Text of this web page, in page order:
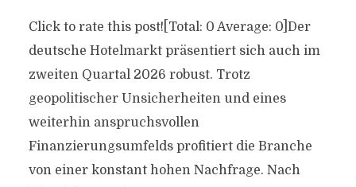
Click to rate this post![Total: 0 Average: 0]Der
deutsche Hotelmarkt präsentiert sich auch im
zweiten Quartal 2026 robust. Trotz
geopolitischer Unsicherheiten und eines
weiterhin anspruchsvollen
Finanzierungsumfelds profitiert die Branche
von einer konstant hohen Nachfrage. Nach